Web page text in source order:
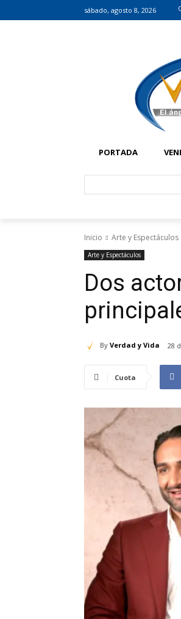
sábado, agosto 8, 2026
PORTADA
Inicio Arte y Espectáculos
Arte y Espectáculos
Dos
By Verdad y Vida 28
Cuota